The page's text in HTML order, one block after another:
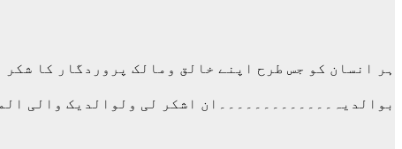
ہر انسان کو جس طرح اپنے خالق ومالک پروردگار کا
بوالدیہ۔۔۔۔۔۔۔۔۔۔۔۔۔ان اشکر لی ولوالدیک والی